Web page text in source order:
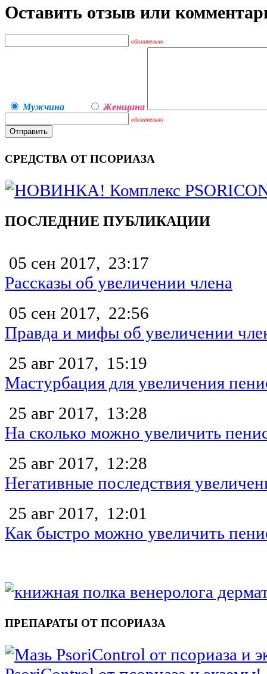
Оставить отзыв или
обязательно
Мужчина Женщина
обязательно
СРЕДСТВА ОТ ПСОРИАЗА
ПОСЛЕДНИЕ ПУБЛИКАЦИИ
05 сен 2017, 23:17
Рассказы об увеличении члена
05 сен 2017, 22:56
Правда и мифы об увеличении
25 авг 2017, 15:19
Мастурбация для увеличения
25 авг 2017, 13:28
На сколько можно увеличить
25 авг 2017, 12:28
Негативные последствия
25 авг 2017, 12:01
Как быстро можно увеличить
ПРЕПАРАТЫ ОТ ПСОРИАЗА